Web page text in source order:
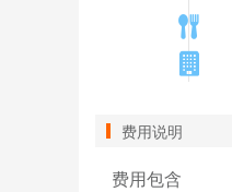
费用说明
费用包含